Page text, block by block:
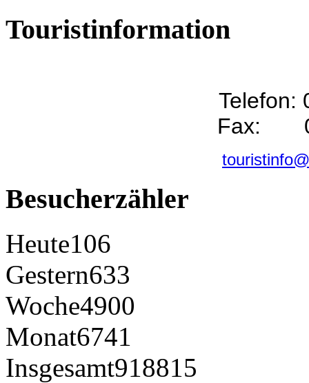
Touristinformation
Telefon:
Fax:
Besucherzähler
Heute106
Gestern633
Woche4900
Monat6741
Insgesamt918815